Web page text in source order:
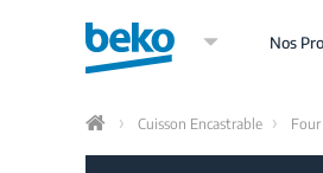
Nos
Home
Cuisson Encastrable